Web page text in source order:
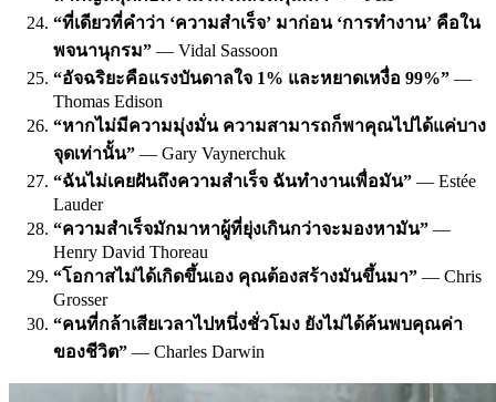
“ที่เดียวที่คำว่า ‘ความสำเร็จ’ มาก่อน ‘การทำงาน’ คือใน
พจนานุกรม” — Vidal Sassoon
“อัจฉริยะคือแรงบันดาลใจ 1% และหยาดเหงื่อ 99%” —
Thomas Edison
“หากไม่มีความมุ่งมั่น ความสามารถก็พาคุณไปได้แค่บาง
จุดเท่านั้น” — Gary Vaynerchuk
“ฉันไม่เคยฝันถึงความสำเร็จ ฉันทำงานเพื่อมัน” — Estée
Lauder
“ความสำเร็จมักมาหาผู้ที่ยุ่งเกินกว่าจะมองหามัน” —
Henry David Thoreau
“โอกาสไม่ได้เกิดขึ้นเอง คุณต้องสร้างมันขึ้นมา” — Chris
Grosser
“คนที่กล้าเสียเวลาไปหนึ่งชั่วโมง ยังไม่ได้ค้นพบคุณค่า
ของชีวิต” — Charles Darwin